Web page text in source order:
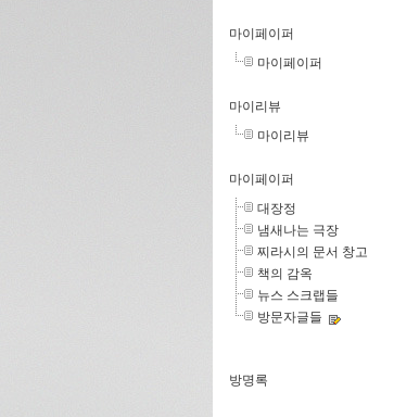
마이페이퍼
마이페이퍼
마이리뷰
마이리뷰
마이페이퍼
대장정
냄새나는 극장
찌라시의 문서 창고
책의 감옥
뉴스 스크랩들
방문자글들
방명록